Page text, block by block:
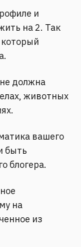
и
на 2. Так
должна
животных
вашего
быть
блогера.
на
из